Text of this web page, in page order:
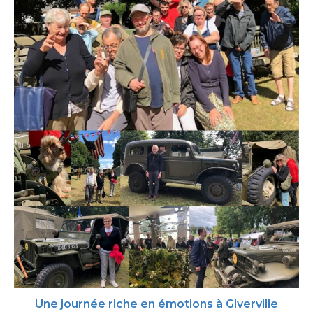
Une journée riche en émotions à Giverville